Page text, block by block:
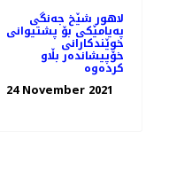
لاهور شێخ جەنگی
پەیامێکی بۆ پشتیوانی
خوێندکارانی
خۆپیشاندەر بڵاو
کردەوە
24 November 2021